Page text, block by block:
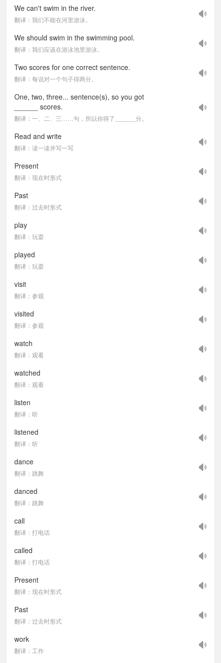
We can't swim in the river.
翻译：我们不能在河里游泳。
We should swim in the swimming pool.
翻译：我们应该在游泳池里游泳。
Two scores for one correct sentence.
翻译：每说对一个句子得两分。
One, two, three... sentence(s), so you got
______ scores.
翻译：一、二、三……句，所以你得了______分。
Read and write
翻译：读一读并写一写
Present
翻译：现在时形式
Past
翻译：过去时形式
play
翻译：玩耍
played
翻译：玩耍
visit
翻译：参观
visited
翻译：参观
watch
翻译：观看
watched
翻译：观看
listen
翻译：听
listened
翻译：听
dance
翻译：跳舞
danced
翻译：跳舞
call
翻译：打电话
called
翻译：打电话
Present
翻译：现在时形式
Past
翻译：过去时形式
work
翻译：工作